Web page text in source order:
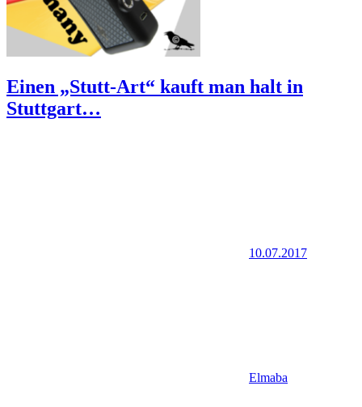
Einen „Stutt-Art“ kauft man halt in
Stuttgart…
10.07.2017
Elmaba